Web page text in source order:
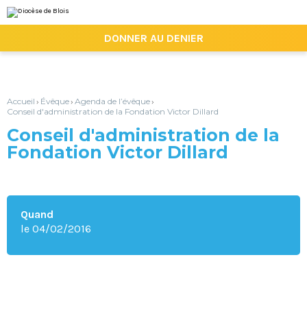
au
contenu.
la
personnels
DONNER AU DENIER
Accueil › Évêque› Agenda de l’évêque›
Conseil d'administration de la Fondation Victor Dillard
Conseil d'administration de la
Fondation Victor Dillard
Quand
le 04/02/2016